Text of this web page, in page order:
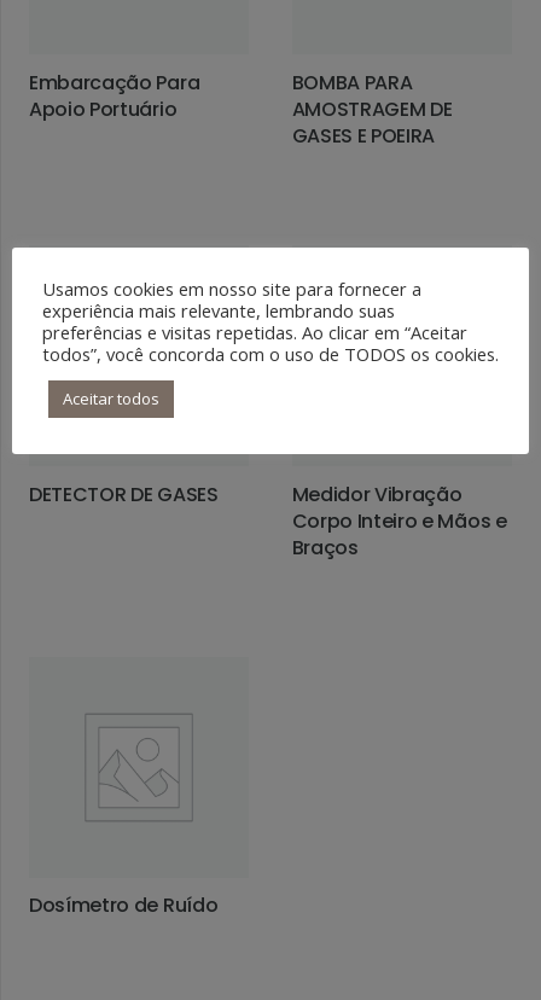
Embarcação Para
Apoio Portuário
BOMBA PARA
AMOSTRAGEM DE
GASES E POEIRA
DETECTOR DE GASES
Medidor Vibração
Corpo Inteiro e Mãos e
Braços
Dosímetro de Ruído
Usamos cookies em nosso site para fornecer a
experiência mais relevante, lembrando suas
preferências e visitas repetidas. Ao clicar em “Aceitar
todos”, você concorda com o uso de TODOS os cookies.
Aceitar todos